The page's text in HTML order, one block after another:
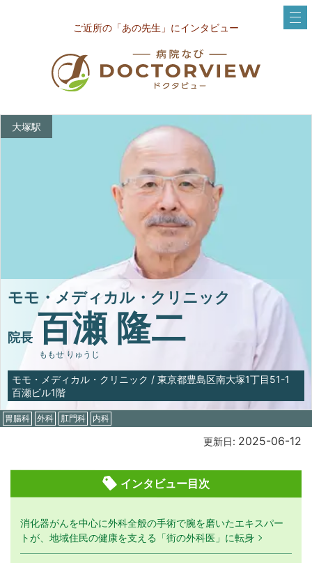
ご近所の「あの先生」にインタビュー
大塚駅
モモ・メディカル・クリニック
院長 百瀬 隆二
ももせ りゅうじ
モモ・メディカル・クリニック / 東京都豊島区南大塚1丁目51-1
百瀬ビル1階
胃腸科 外科 肛門科 内科
更新日: 2025-06-12
インタビュー目次
消化器がんを中心に外科全般の手術で腕を磨いたエキスパー
トが、地域住民の健康を支える「街の外科医」に転身